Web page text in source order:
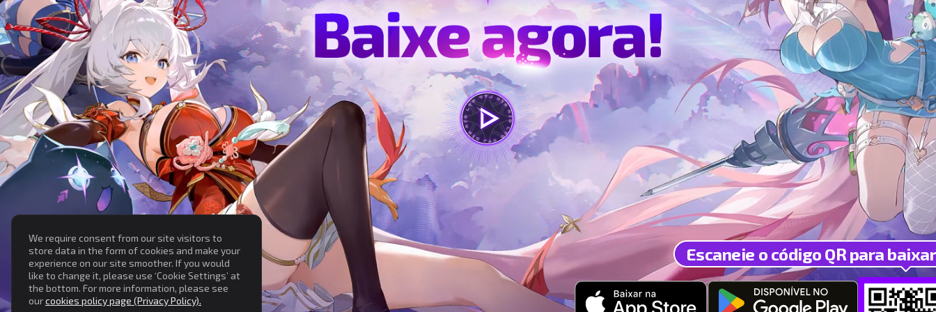
Criador de conteúdo
Apresentação do programa
Informações do criador
Loja da Web
Escaneie o código QR para
We require consent from our site visitors to
store data in the form of cookies and make your
experience on our site smoother. If you would
like to change it, please use ‘Cookie Settings’ at
the bottom. For more information, please see
ourcookies policy page (Privacy Policy).